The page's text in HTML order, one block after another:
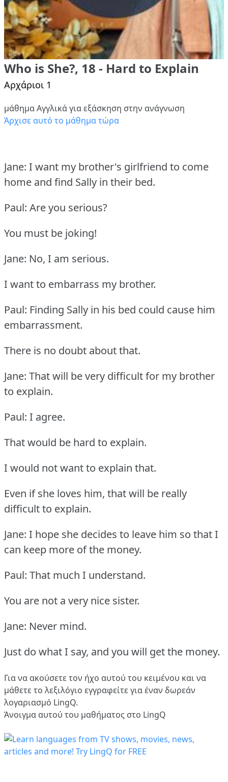
Who is She?, 18 - Hard to Explain
Αρχάριοι 1
μάθημα Αγγλικά για εξάσκηση στην ανάγνωση
Άρχισε αυτό το μάθημα τώρα
Jane: I want my brother's girlfriend to come
home and find Sally in their bed.
Paul: Are you serious?
You must be joking!
Jane: No, I am serious.
I want to embarrass my brother.
Paul: Finding Sally in his bed could cause him
embarrassment.
There is no doubt about that.
Jane: That will be very difficult for my brother
to explain.
Paul: I agree.
That would be hard to explain.
I would not want to explain that.
Even if she loves him, that will be really
difficult to explain.
Jane: I hope she decides to leave him so that I
can keep more of the money.
Paul: That much I understand.
You are not a very nice sister.
Jane: Never mind.
Just do what I say, and you will get the money.
Για να ακούσετε τον ήχο αυτού του κειμένου και να
μάθετε το λεξιλόγιο εγγραφείτε για έναν δωρεάν
λογαριασμό LingQ.
Άνοιγμα αυτού του μαθήματος στο LingQ